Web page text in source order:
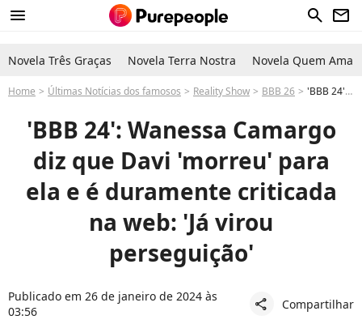
menu search newsletter
Novela Três Graças Novela Terra Nostra Novela Quem Ama
Home Últimas Notícias dos famosos Reality Show BBB 26 'BBB 24': Wanessa Camargo X Davi: Cantora diz que motorista morreu para ela e sofre críticas da web
'BBB 24': Wanessa Camargo
diz que Davi 'morreu' para
ela e é duramente criticada
na web: 'Já virou
perseguição'
Publicado em 26 de janeiro de 2024 às
03:56
share Compartilhar